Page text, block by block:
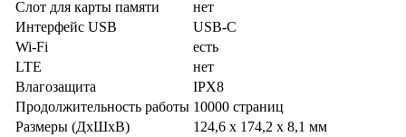
Слот для карты памяти
нет
Интерфейс USB
USB-C
Wi-Fi
есть
LTE
нет
Влагозащита
IPX8
Продолжительность работы 10000 страниц
Размеры (ДхШхВ)
124,6 x 174,2 x 8,1 мм